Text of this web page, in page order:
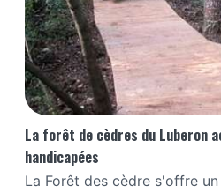
La forêt de cèdres du Luberon
handicapées
La Forêt des cèdre s'offre